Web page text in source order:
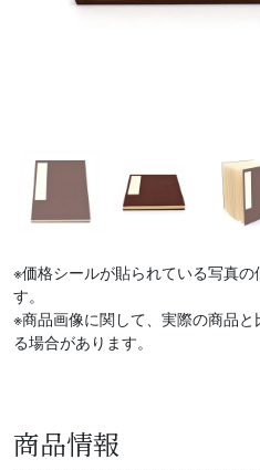
※価格シールが貼られている写真
す。
※商品画像に関して、実際の商品
る場合があります。
商品情報